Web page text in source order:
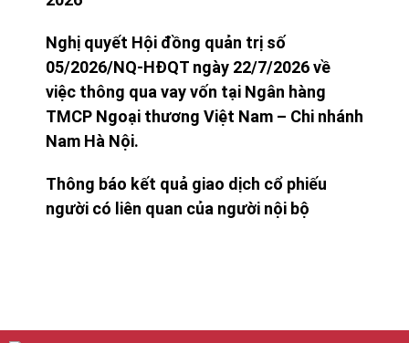
Nghị quyết Hội đồng quản trị số
05/2026/NQ-HĐQT ngày 22/7/2026 về
việc thông qua vay vốn tại Ngân hàng
TMCP Ngoại thương Việt Nam – Chi nhánh
Nam Hà Nội.
Thông báo kết quả giao dịch cổ phiếu
người có liên quan của người nội bộ